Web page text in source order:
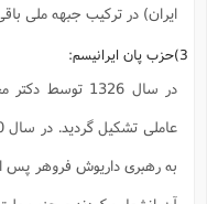
ایران) در ترکیب جبهه ملی
3)حزب پان ایرانیسم:
در سال 1326
به رهبری داریوش فروهر پس